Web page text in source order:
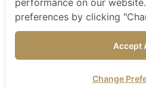
สารพัดเมนูอร่อย
สุขภาพดีกับข้าวธรรม
performance on our
preferences by clicking
Accept
Change